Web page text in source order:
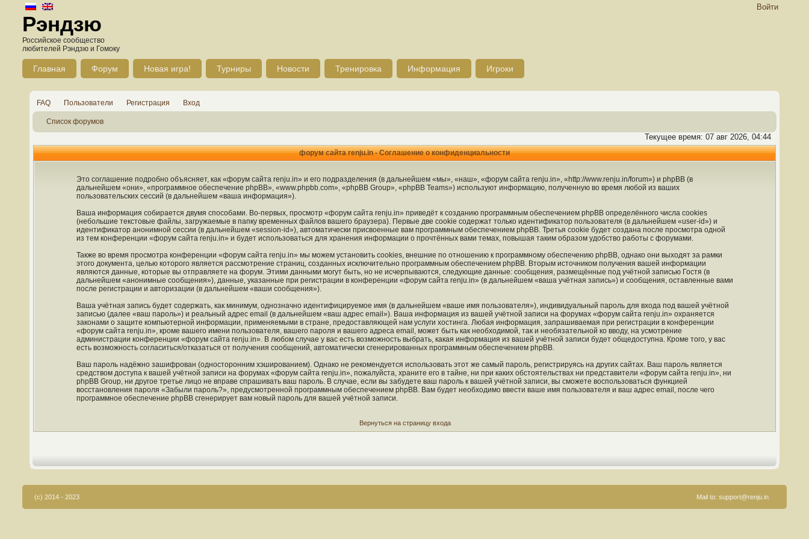
Войти
Рэндзю
Российское сообщество
любителей Рэндзю и Гомоку
Главная Форум Новая игра! Турниры Новости Тренировка Информация Игроки
FAQ Пользователи Регистрация Вход
Список форумов
Текущее время: 07 авг 2026, 04:44
форум сайта renju.in - Соглашение о конфиденциальности
Это соглашение подробно объясняет, как «форум сайта renju.in» и его подразделения (в дальнейшем «мы», «наш», «форум сайта renju.in», «http://www.renju.in/forum») и phpBB (в
дальнейшем «они», «программное обеспечение phpBB», «www.phpbb.com», «phpBB Group», «phpBB Teams») используют информацию, полученную во время любой из ваших
пользовательских сессий (в дальнейшем «ваша информация»).
Ваша информация собирается двумя способами. Во-первых, просмотр «форум сайта renju.in» приведёт к созданию программным обеспечением phpBB определённого числа cookies
(небольшие текстовые файлы, загружаемые в папку временных файлов вашего браузера). Первые две cookie содержат только идентификатор пользователя (в дальнейшем «user-id») и
идентификатор анонимной сессии (в дальнейшем «session-id»), автоматически присвоенные вам программным обеспечением phpBB. Третья cookie будет создана после просмотра одной
из тем конференции «форум сайта renju.in» и будет использоваться для хранения информации о прочтённых вами темах, повышая таким образом удобство работы с форумами.
Также во время просмотра конференции «форум сайта renju.in» мы можем установить cookies, внешние по отношению к программному обеспечению phpBB, однако они выходят за рамки
этого документа, целью которого является рассмотрение страниц, созданных исключительно программным обеспечением phpBB. Вторым источником получения вашей информации
являются данные, которые вы отправляете на форум. Этими данными могут быть, но не исчерпываются, следующие данные: сообщения, размещённые под учётной записью Гостя (в
дальнейшем «анонимные сообщения»), данные, указанные при регистрации в конференции «форум сайта renju.in» (в дальнейшем «ваша учётная запись») и сообщения, оставленные вами
после регистрации и авторизации (в дальнейшем «ваши сообщения»).
Ваша учётная запись будет содержать, как минимум, однозначно идентифицируемое имя (в дальнейшем «ваше имя пользователя»), индивидуальный пароль для входа под вашей учётной
записью (далее «ваш пароль») и реальный адрес email (в дальнейшем «ваш адрес email»). Ваша информация из вашей учётной записи на форумах «форум сайта renju.in» охраняется
законами о защите компьютерной информации, применяемыми в стране, предоставляющей нам услуги хостинга. Любая информация, запрашиваемая при регистрации в конференции
«форум сайта renju.in», кроме вашего имени пользователя, вашего пароля и вашего адреса email, может быть как необходимой, так и необязательной ко вводу, на усмотрение
администрации конференции «форум сайта renju.in». В любом случае у вас есть возможность выбрать, какая информация из вашей учётной записи будет общедоступна. Кроме того, у вас
есть возможность согласиться/отказаться от получения сообщений, автоматически сгенерированных программным обеспечением phpBB.
Ваш пароль надёжно зашифрован (односторонним хэшированием). Однако не рекомендуется использовать этот же самый пароль, регистрируясь на других сайтах. Ваш пароль является
средством доступа к вашей учётной записи на форумах «форум сайта renju.in», пожалуйста, храните его в тайне, ни при каких обстоятельствах ни представители «форум сайта renju.in», ни
phpBB Group, ни другое третье лицо не вправе спрашивать ваш пароль. В случае, если вы забудете ваш пароль к вашей учётной записи, вы сможете воспользоваться функцией
восстановления пароля «Забыли пароль?», предусмотренной программным обеспечением phpBB. Вам будет необходимо ввести ваше имя пользователя и ваш адрес email, после чего
программное обеспечение phpBB сгенерирует вам новый пароль для вашей учётной записи.
Вернуться на страницу входа
(c) 2014 - 2023 Mail to: support@renju.in